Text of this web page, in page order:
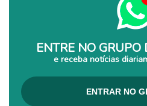
ENTRE NO
e receba notícias
ENTRAR NO